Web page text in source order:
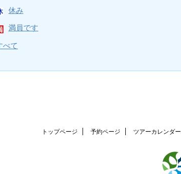
休み
満員です
べて
トップページ 予約ページ ツアーカレンダー